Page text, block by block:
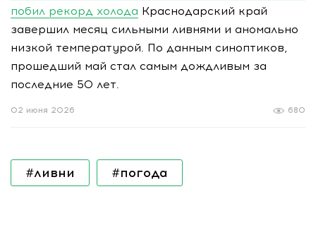
побил рекорд холода Краснодарский край
завершил месяц сильными ливнями и аномально
низкой температурой. По данным синоптиков,
прошедший май стал самым дождливым за
последние 50 лет.
680
02 июня 2026
#ливни #погода